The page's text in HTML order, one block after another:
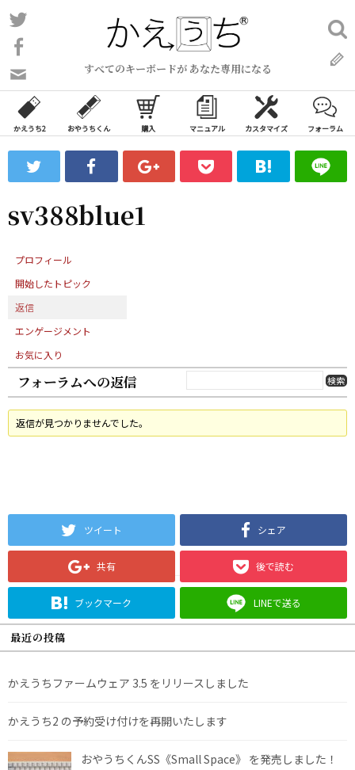
コ
ン
ン
ツ
ス
ッ
すべてのキーボードが あなた専用になる
い
合
わ
フ
ォ
ム
検
索:
かえうち2 おやうちくん 購入 マニュアル カスタマイズ フォーラム
sv388blue1
プロフィール
開始したトピック
返信
エンゲージメント
お気に入り
フォーラムへの返信
返信が見つかりませんでした。
ツイート シェア
共有 後で読む
ブックマーク LINEで送る
最近の投稿
かえうちファームウェア 3.5 をリリースしました
かえうち2 の予約受け付けを再開いたします
おやうちくんSS《Small Space》 を発売しました！